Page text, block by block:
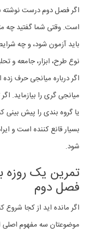
اگر فصل دوم درست
است. وقتی شما گفتید چه
باید آزمون شود، و چه
نوع طرح، ابزار، جامعه و
اگر درباره میانجی حرف زده
میانجی گری را بیازماید.
یا گروه بندی را پیش بینی
بسیار قانع کننده است و
شود.
تمرین یک روزه
فصل دوم
اگر مانده اید از کجا
موضوعتان سه مفهوم اصلی